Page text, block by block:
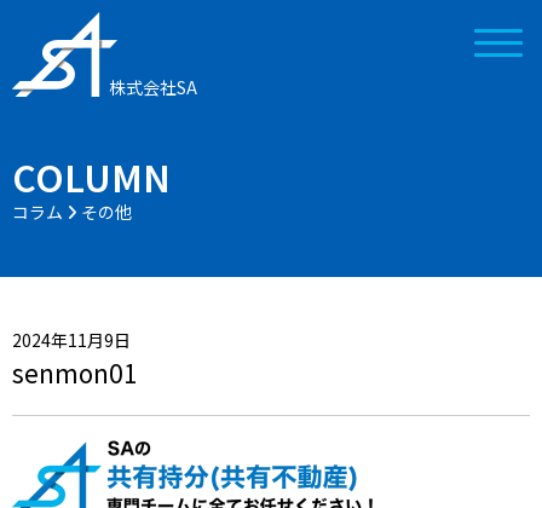
株式会社SA
COLUMN
コラム その他
2024年11月9日
senmon01